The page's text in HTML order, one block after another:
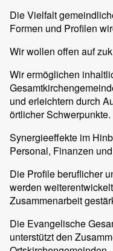
Die Vielfalt
Formen und Profilen
Wir wollen offen auf
Wir ermöglichen
und erleichtern durch
örtlicher Schwerpunkte.
Synergieeffekte im
Personal, Finanzen
Die Profile beruflicher
werden
Zusammenarbeit
Die Evangelische
unterstützt den